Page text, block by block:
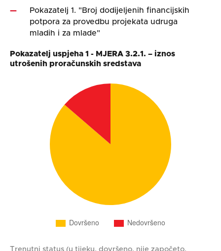
Pokazatelj 1. "Broj dodijeljenih financijskih
potpora za provedbu projekata udruga
mladih i za mlade"
Pokazatelj uspjeha 1 - MJERA 3.2.1. – iznos
utrošenih proračunskih sredstava
Trenutni status (u tijeku, dovršeno, nije započeto,